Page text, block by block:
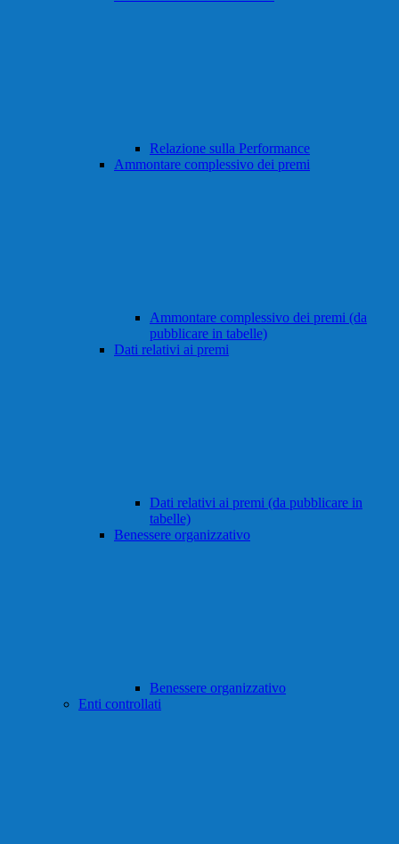
Relazione sulla Performance
Ammontare complessivo dei premi
Ammontare complessivo dei premi (da
pubblicare in tabelle)
Dati relativi ai premi
Dati relativi ai premi (da pubblicare in
tabelle)
Benessere organizzativo
Benessere organizzativo
Enti controllati